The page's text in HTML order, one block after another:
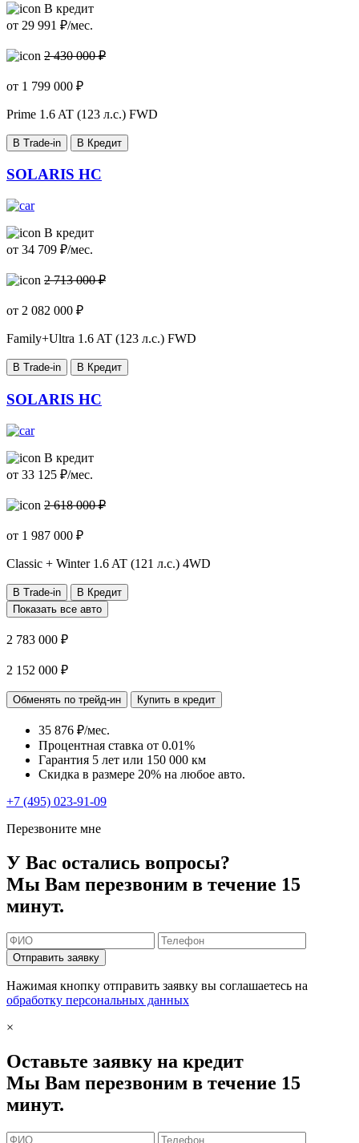
В кредит
от 29 991 ₽/мес.
2 430 000 ₽
от 1 799 000 ₽
Prime 1.6 AT (123 л.с.) FWD
В Trade-in В Кредит
SOLARIS HC
В кредит
от 34 709 ₽/мес.
2 713 000 ₽
от 2 082 000 ₽
Family+Ultra 1.6 AT (123 л.с.) FWD
В Trade-in В Кредит
SOLARIS HC
В кредит
от 33 125 ₽/мес.
2 618 000 ₽
от 1 987 000 ₽
Classic + Winter 1.6 AT (121 л.с.) 4WD
В Trade-in
В Кредит
Показать все авто
2 783 000 ₽
2 152 000 ₽
Обменять по трейд-ин Купить в кредит
35 876 ₽/мес.
Процентная ставка от 0.01%
Гарантия 5 лет или 150 000 км
Скидка в размере 20% на любое авто.
+7 (495) 023-91-09
Перезвоните мне
У Вас остались вопросы?
Мы Вам перезвоним в течение 15
минут.
Отправить заявку
Нажимая кнопку отправить заявку вы соглашаетесь на
обработку персональных данных
×
Оставьте заявку на кредит
Мы Вам перезвоним в течение 15
минут.